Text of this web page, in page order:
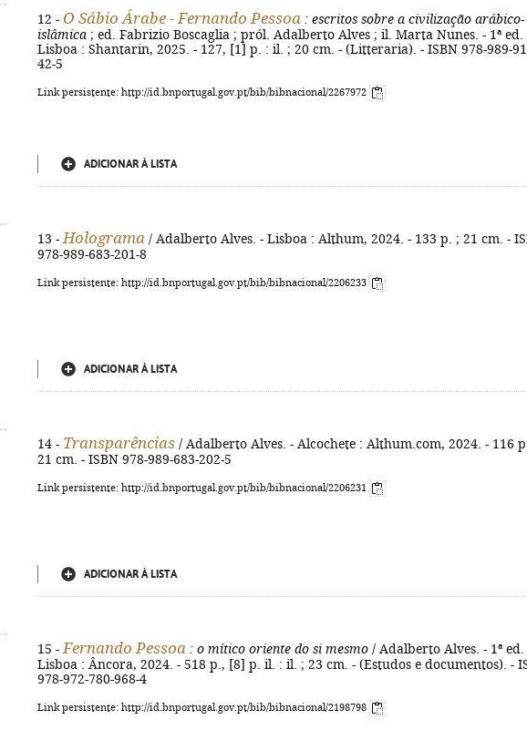
12 - O Sábio Árabe - Fernando Pessoa : escritos sobre a civilização arábico-
islâmica ; ed. Fabrizio Boscaglia ; pról. Adalberto Alves ; il. Marta Nunes. - 1ª ed.
Lisboa : Shantarin, 2025. - 127, [1] p. : il. ; 20 cm. - (Litteraria). - ISBN 978-989-
42-5
Link persistente: http://id.bnportugal.gov.pt/bib/bibnacional/2267972
ADICIONAR À LISTA
13 - Holograma / Adalberto Alves. - Lisboa : Althum, 2024. - 133 p. ; 21 cm. -
978-989-683-201-8
Link persistente: http://id.bnportugal.gov.pt/bib/bibnacional/2206233
ADICIONAR À LISTA
14 - Transparências / Adalberto Alves. - Alcochete : Althum.com, 2024. - 116
21 cm. - ISBN 978-989-683-202-5
Link persistente: http://id.bnportugal.gov.pt/bib/bibnacional/2206231
ADICIONAR À LISTA
15 - Fernando Pessoa : o mítico oriente do si mesmo / Adalberto Alves. - 1ª ed.
Lisboa : Âncora, 2024. - 518 p., [8] p. il. : il. ; 23 cm. - (Estudos e documentos). -
978-972-780-968-4
Link persistente: http://id.bnportugal.gov.pt/bib/bibnacional/2198798